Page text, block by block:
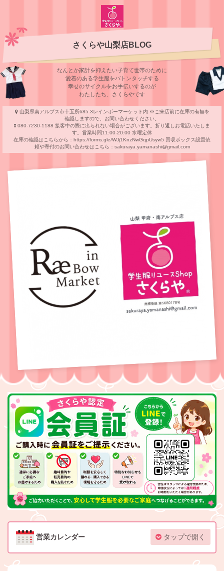
さくらや山梨店BLOG
なんとか家計を抑えたい子育て世帯のために
愛着のある学⽣服をバトンタッチする
幸せのサイクルをお⼿伝いするのが
わたしたち、さくらやです
山梨県南アルプス市十五所685‐3レインボーマーケット内 ※ご来店前に在庫の有無を
確認しますので、お問い合わせください。
080-7230‐1188 接客中の際に出られない場合がございます。折り返しお電話いたしま
す。営業時間11:00-20:00 水曜定休
在庫の確認はこちらから：https://forms.gle/WJj1KnzNwGqpUsyw5 回収ボックス設置依
頼や寄付のお問い合わせはこちら：sakuraya.yamanashi@gmail.com
営業カレンダー タップで開く